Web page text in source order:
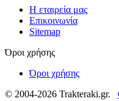
Η εταιρεία μας
Επικοινωνία
Sitemap
Όροι χρήσης
Όροι χρήσης
© 2004-2026 Trakteraki.gr.